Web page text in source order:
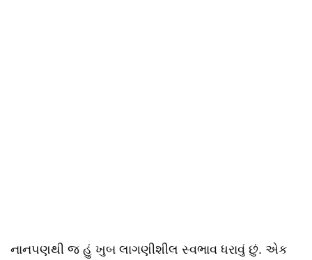
નાનપણથી જ હું ખુબ લાગણીશીલ સ્વભાવ ધરાવું છું. એક